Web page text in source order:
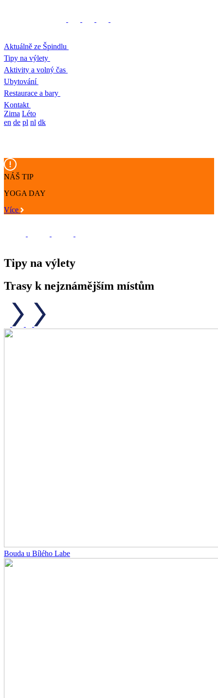
Aktuálně ze Špindlu
Tipy na výlety
Aktivity a volný čas
Ubytování
Restaurace a bary
Kontakt
Zima Léto
en de pl nl dk
NÁŠ TIP
YOGA DAY
Více
Tipy na výlety
Trasy k nejznámějším místům
Bouda u Bílého Labe